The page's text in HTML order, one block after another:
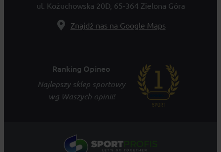
ul. Kożuchowska 20D, 65-364 Zielona Góra
Znajdź nas na Google Maps
Ranking Opineo
Najlepszy sklep sportowy
wg Waszych opinii!